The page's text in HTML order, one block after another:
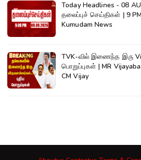
Today Headlines - 08
தலைப்புச் செய்திகள் | 9
Kumudam News
TVK-வில் இணைந்த இரு
பொறுப்புகள் | MR
CM Vijay